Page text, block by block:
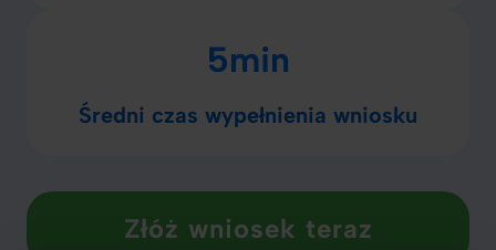
5min
Średni czas wypełnienia wniosku
Złóż wniosek teraz